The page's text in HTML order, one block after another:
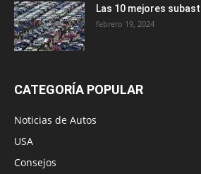
Las 10 mejores
febrero 19, 2024
CATEGORÍA POPULAR
Noticias de Autos
USA
Consejos